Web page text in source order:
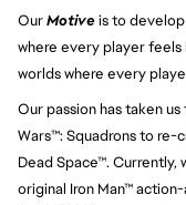
Our Motive is to
where every player feels
worlds where every
Our passion has taken
Wars™: Squadrons to re-
Dead Space™. Currently,
original Iron Man™